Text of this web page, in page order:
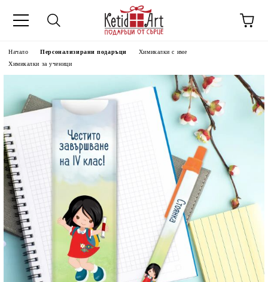
Начало Персонализирани подаръци
Химикалки с име
Химикалки за ученици